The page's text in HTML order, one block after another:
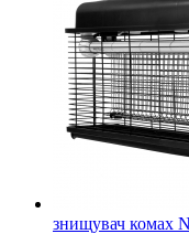
знищувач комах